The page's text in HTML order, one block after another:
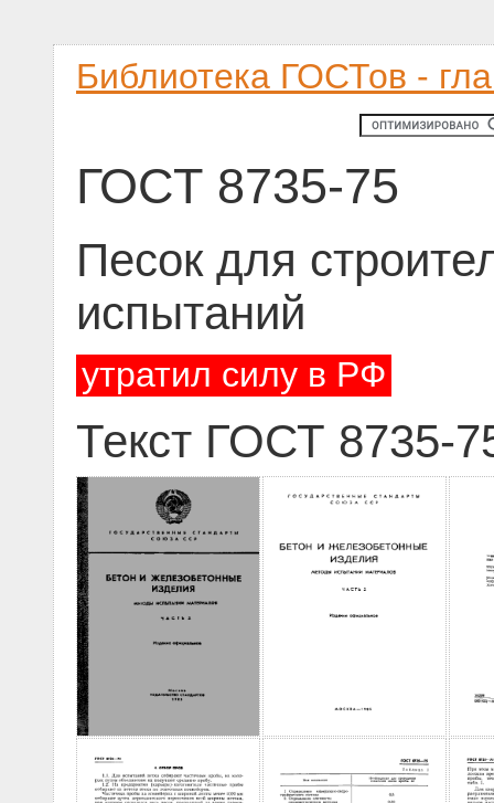
Библиотека ГОСТов -
ГОСТ 8735-75
Песок для
испытаний
утратил силу в РФ
Текст ГОСТ 8735-